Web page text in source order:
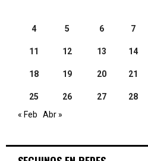
4 5 6 7
11 12 13 14
18 19 20 21
25 26 27 28
« Feb
Abr »